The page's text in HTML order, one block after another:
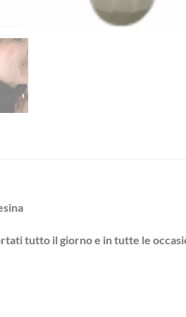
tutto il giorno e in tutte le